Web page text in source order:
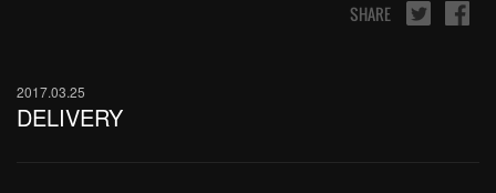
SHARE
2017.03.25
DELIVERY